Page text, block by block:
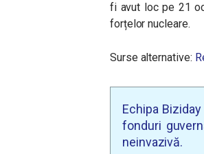
fi avut loc pe 21
forțelor nucleare.
Surse alternative:
Echipa
fonduri
neinvazivă.